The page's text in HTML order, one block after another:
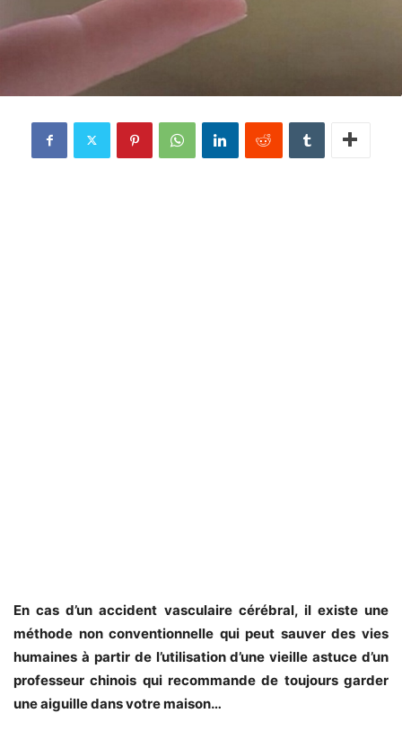
En cas d’un accident vasculaire cérébral, il existe une
méthode non conventionnelle qui peut sauver des vies
humaines à partir de l’utilisation d’une vieille astuce d’un
professeur chinois qui recommande de toujours garder
une aiguille dans votre maison…